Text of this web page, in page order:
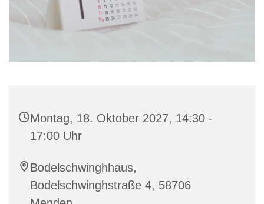
Montag, 18. Oktober 2027, 14:30 -
17:00 Uhr
Bodelschwinghhaus,
Bodelschwinghstraße 4, 58706